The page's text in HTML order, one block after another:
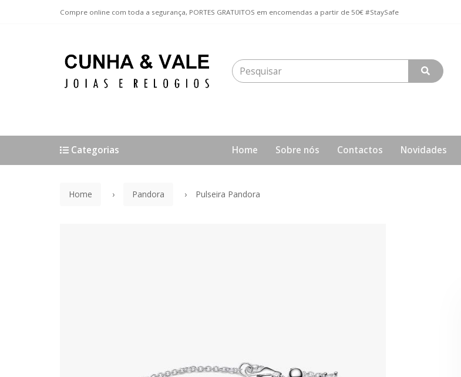
Compre online com toda a segurança, PORTES GRATUITOS em encomendas a partir de 50€ #StaySafe
Home Sobre nós Contactos Novidades
Categorias
Home Pandora Pulseira Pandora